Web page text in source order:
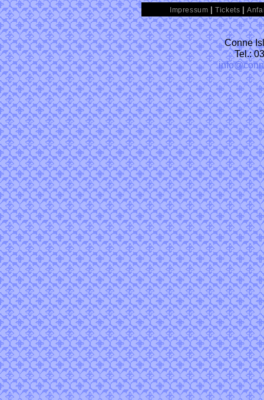
Impressum | Tickets |
Conne
Tel.: